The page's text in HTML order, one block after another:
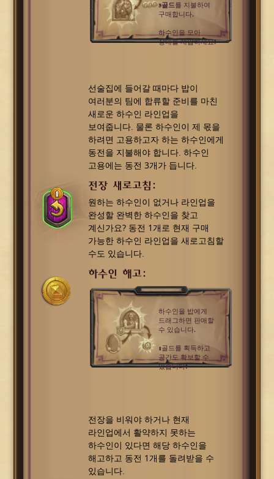
3골드를 지불하여
구매합니다.
하수인을 모아
상대를 제압하세요!
선술집에 들어갈 때마다 밥이
여러분의 팀에 합류할 준비를 마친
새로운 하수인 라인업을
보여줍니다. 물론 하수인이 제 몫을
하려면 고용하고자 하는 하수인에게
동전을 지불해야 합니다. 하수인
고용에는 동전 3개가 듭니다.
전장 새로고침:
원하는 하수인이 없거나 라인업을
완성할 완벽한 하수인을 찾고
계신가요? 동전 1개로 현재 구매
가능한 하수인 라인업을 새로고침할
수도 있습니다.
하수인 해고:
하수인을 밥에게
드래그하면 판매할
수 있습니다.
1골드를 획득하고
공간도 확보할 수
있습니다!
전장을 비워야 하거나 현재
라인업에서 활약하지 못하는
하수인이 있다면 해당 하수인을
해고하고 동전 1개를 돌려받을 수
있습니다.